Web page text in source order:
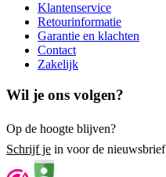
Klantenservice
Retourinformatie
Garantie en klachten
Contact
Zakelijk
Wil je ons volgen?
Op de hoogte blijven?
Schrijf je in voor de nieuwsbrief